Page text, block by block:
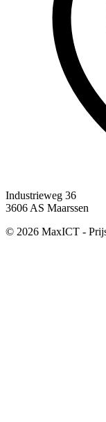
Industrieweg 36
3606 AS Maarssen
© 2026 MaxICT -